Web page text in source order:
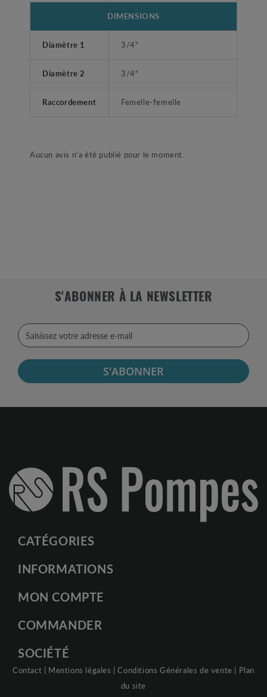
DIMENSIONS
Diamètre 1 3/4"
Diamètre 2 3/4"
Raccordement Femelle-femelle
Aucun avis n'a été publié pour le moment.
S'ABONNER À LA NEWSLETTER
S'ABONNER
CATÉGORIES
INFORMATIONS
MON COMPTE
COMMANDER
SOCIÉTÉ
Contact | Mentions légales |Conditions Générales de vente | Plan
du site